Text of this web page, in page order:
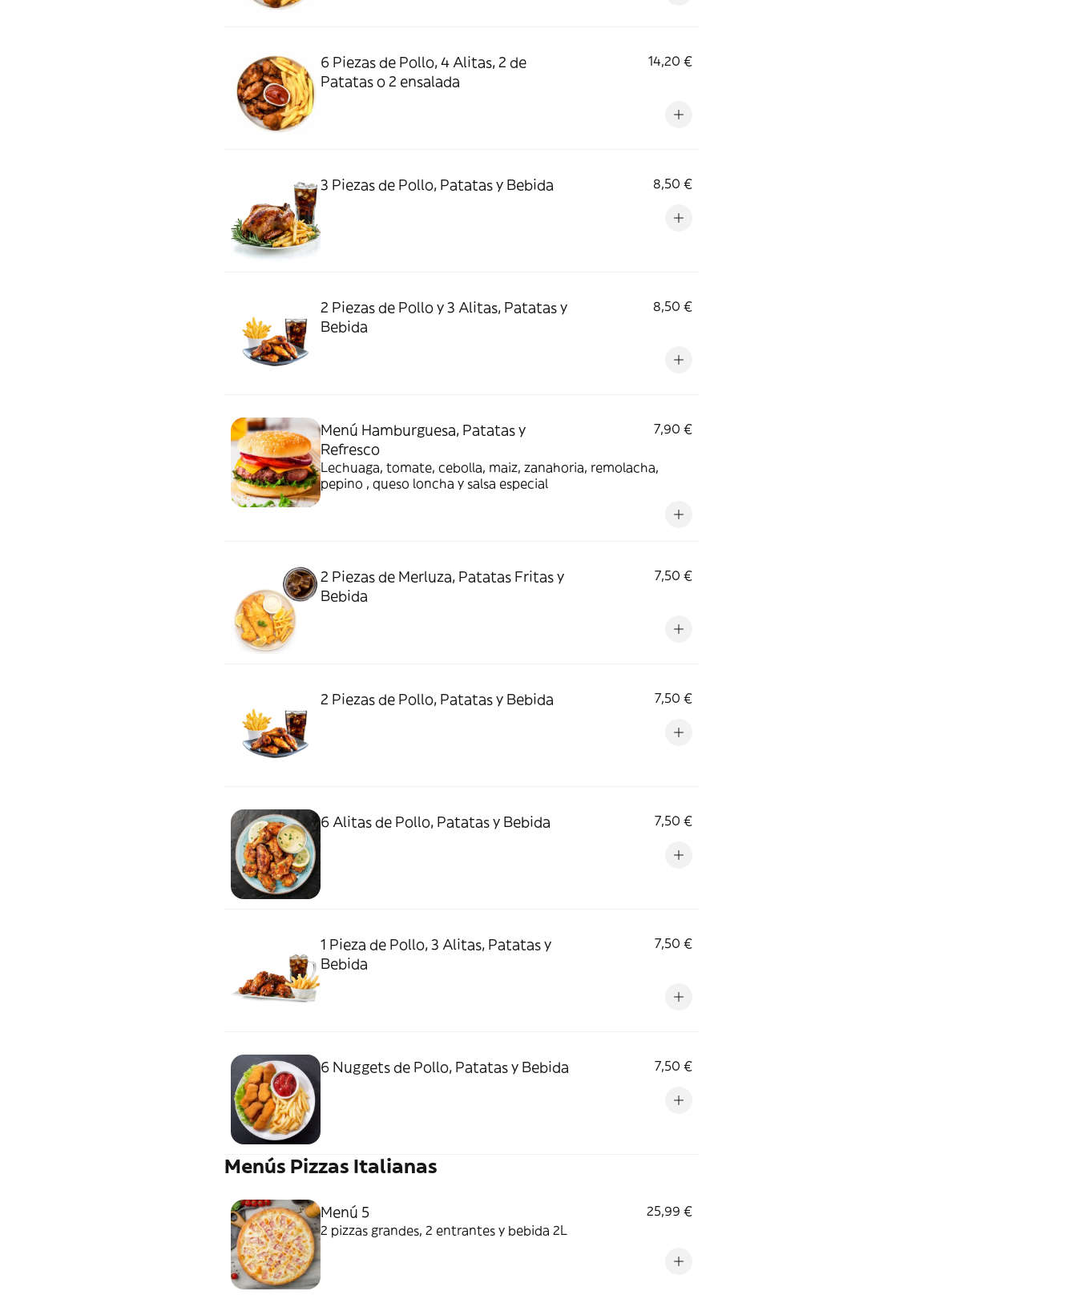
6 Piezas de Pollo, 4 Alitas, 2 de
Patatas o 2 ensalada
14,20 €
3 Piezas de Pollo, Patatas y Bebida 8,50 €
2 Piezas de Pollo y 3 Alitas, Patatas y
Bebida
8,50 €
Menú Hamburguesa, Patatas y
Refresco
7,90 €
Lechuaga, tomate, cebolla, maiz, zanahoria, remolacha,
pepino , queso loncha y salsa especial
2 Piezas de Merluza, Patatas Fritas y
Bebida
7,50 €
2 Piezas de Pollo, Patatas y Bebida 7,50 €
6 Alitas de Pollo, Patatas y Bebida 7,50 €
1 Pieza de Pollo, 3 Alitas, Patatas y
Bebida
7,50 €
6 Nuggets de Pollo, Patatas y Bebida 7,50 €
Menús Pizzas Italianas
Menú 5
25,99 €
2 pizzas grandes, 2 entrantes y bebida 2L